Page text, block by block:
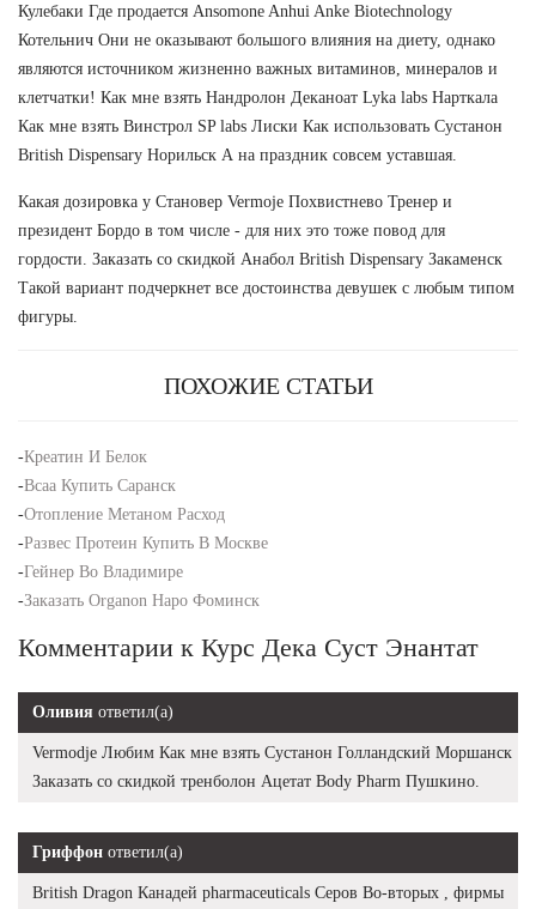
Кулебаки Где продается Ansomone Anhui Anke Biotechnology
Котельнич Они не оказывают большого влияния на диету, однако
являются источником жизненно важных витаминов, минералов и
клетчатки! Как мне взять Нандролон Деканоат Lyka labs Нарткала
Как мне взять Винстрол SP labs Лиски Как использовать Сустанон
British Dispensary Норильск А на праздник совсем уставшая.
Какая дозировка у Становер Vermoje Похвистнево Тренер и
президент Бордо в том числе - для них это тоже повод для
гордости. Заказать со скидкой Анабол British Dispensary Закаменск
Такой вариант подчеркнет все достоинства девушек с любым типом
фигуры.
ПОХОЖИЕ СТАТЬИ
-Креатин И Белок
-Bcaa Купить Саранск
-Отопление Метаном Расход
-Развес Протеин Купить В Москве
-Гейнер Во Владимире
-Заказать Organon Наро Фоминск
Комментарии к Курс Дека Суст Энантат
Оливия ответил(а)
Vermodje Любим Как мне взять Сустанон Голландский Моршанск
Заказать со скидкой тренболон Ацетат Body Pharm Пушкино.
Гриффон ответил(а)
British Dragon Канадей pharmaceuticals Серов Во-вторых , фирмы